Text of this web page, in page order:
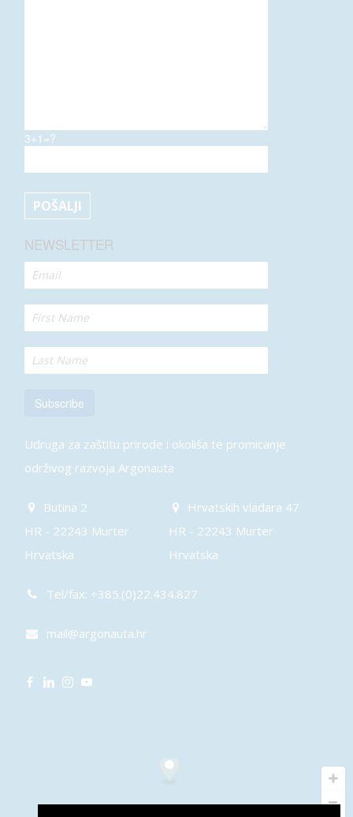
3+1=?
NEWSLETTER
Subscribe
Udruga za zaštitu prirode i okoliša te promicanje
održivog razvoja Argonauta
Butina 2
HR - 22243 Murter
Hrvatska
Hrvatskih vladara 47
HR - 22243 Murter
Hrvatska
Tel/fax: +385.(0)22.434.827
mail@argonauta.hr